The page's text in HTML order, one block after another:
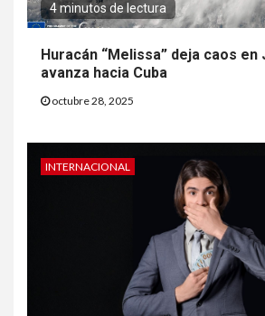
4 minutos de lectura
Huracán “Melissa” deja caos en
avanza hacia Cuba
octubre 28, 2025
INTERNACIONAL